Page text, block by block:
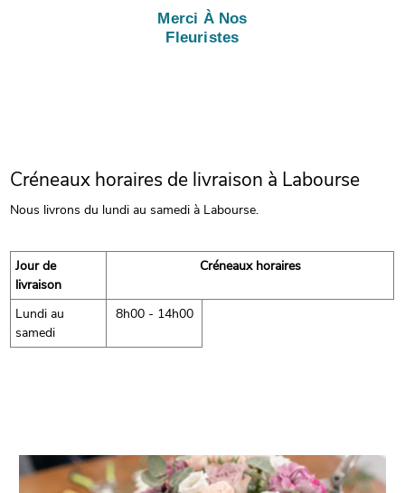
Merci À Nos
Fleuristes
Créneaux horaires de livraison à Labourse
Nous livrons du lundi au samedi à Labourse.
Jour de
livraison
Créneaux horaires
Lundi au
samedi
8h00 - 14h00